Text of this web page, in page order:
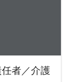
者／介護